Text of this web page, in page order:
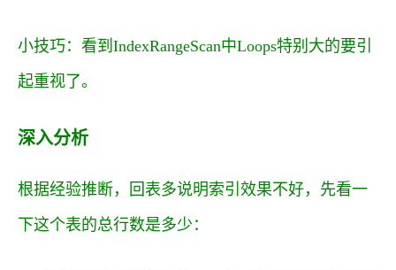
小技巧：看到IndexRangeScan中Loops特别大的要引
起重视了。
深入分析
根据经验推断，回表多说明索引效果不好，先看一
下这个表的总行数是多少：